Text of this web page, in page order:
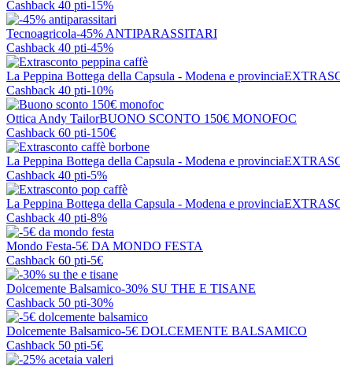
Cashback 40 pti-15%
Tecnoagricola-45% ANTIPARASSITARI
Cashback 40 pti-45%
La Peppina Bottega della Capsula - Modena e provincia
Cashback 40 pti-10%
Ottica Andy TailorBUONO SCONTO 150€ MONOFOC
Cashback 60 pti-150€
La Peppina Bottega della Capsula - Modena e provincia
Cashback 40 pti-5%
La Peppina Bottega della Capsula - Modena e provincia
Cashback 40 pti-8%
Mondo Festa-5€ DA MONDO FESTA
Cashback 60 pti-5€
Dolcemente Balsamico-30% SU THE E TISANE
Cashback 50 pti-30%
Dolcemente Balsamico-5€ DOLCEMENTE BALSAMICO
Cashback 50 pti-5€